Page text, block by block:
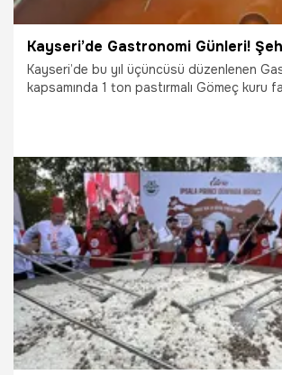
Kayseri’de bu yıl üçüncüsü düzenlenen
kapsamında 1 ton pastırmalı Gömeç kuru
24.10.2025 Kayseri